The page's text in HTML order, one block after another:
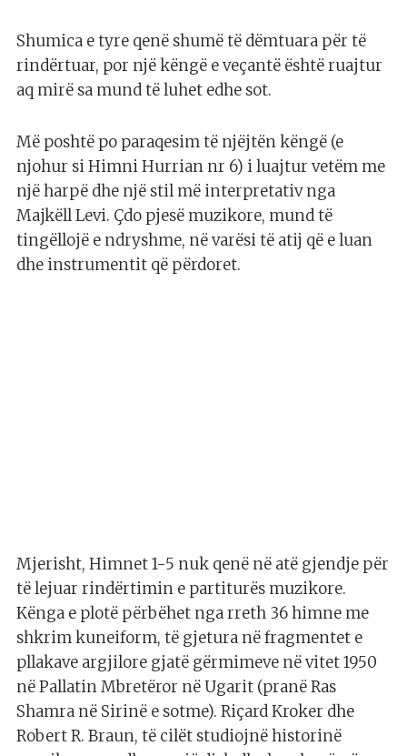
Shumica e tyre qenë shumë të dëmtuara për të
rindërtuar, por një këngë e veçantë është ruajtur
aq mirë sa mund të luhet edhe sot.
Më poshtë po paraqesim të njëjtën këngë (e
njohur si Himni Hurrian nr 6) i luajtur vetëm me
një harpë dhe një stil më interpretativ nga
Majkëll Levi. Çdo pjesë muzikore, mund të
tingëllojë e ndryshme, në varësi të atij që e luan
dhe instrumentit që përdoret.
Mjerisht, Himnet 1-5 nuk qenë në atë gjendje për
të lejuar rindërtimin e partiturës muzikore.
Kënga e plotë përbëhet nga rreth 36 himne me
shkrim kuneiform, të gjetura në fragmentet e
pllakave argjilore gjatë gërmimeve në vitet 1950
në Pallatin Mbretëror në Ugarit (pranë Ras
Shamra në Sirinë e sotme). Riçard Kroker dhe
Robert R. Braun, të cilët studiojnë historinë